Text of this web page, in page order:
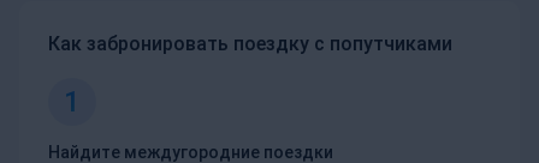
Как забронировать поездку с попутчиками
1
Найдите междугородние поездки